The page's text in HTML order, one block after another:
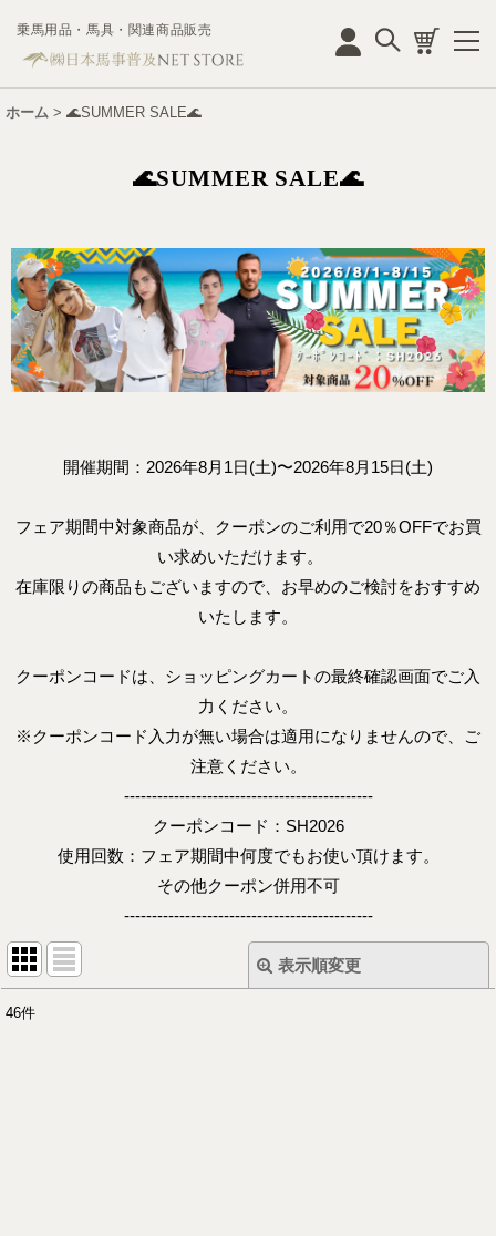
乗馬用品・馬具・関連商品販売
ホーム > 🌊SUMMER SALE🌊
🌊SUMMER SALE🌊
開催期間：2026年8月1日(土)〜2026年8月15日(土)
フェア期間中対象商品が、クーポンのご利用で20％OFFでお買
い求めいただけます。
在庫限りの商品もございますので、お早めのご検討をおすすめ
いたします。
クーポンコードは、ショッピングカートの最終確認画面でご入
力ください。
※クーポンコード入力が無い場合は適用になりませんので、ご
注意ください。
---------------------------------------------
クーポンコード：SH2026
使用回数：フェア期間中何度でもお使い頂けます。
その他クーポン併用不可
---------------------------------------------
表示順変更
46件